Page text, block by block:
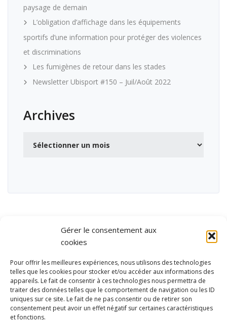
Gérer le consentement aux
cookies
Pour offrir les meilleures expériences, nous utilisons des technologies
telles que les cookies pour stocker et/ou accéder aux informations des
appareils. Le fait de consentir à ces technologies nous permettra de
traiter des données telles que le comportement de navigation ou les ID
uniques sur ce site. Le fait de ne pas consentir ou de retirer son
consentement peut avoir un effet négatif sur certaines caractéristiques
et fonctions.
paysage de demain
L’obligation d’affichage dans les équipements
sportifs d’une information pour protéger des violences
et discriminations
Les fumigènes de retour dans les stades
Newsletter Ubisport #150 – Juil/Août 2022
Archives